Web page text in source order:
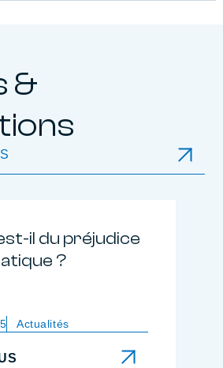
&
il du préjudice
?
Actualités